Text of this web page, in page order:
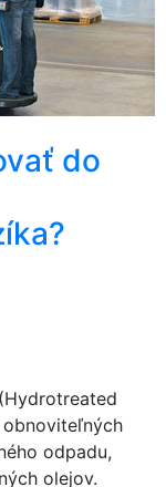
do
odpadu,
olejov.